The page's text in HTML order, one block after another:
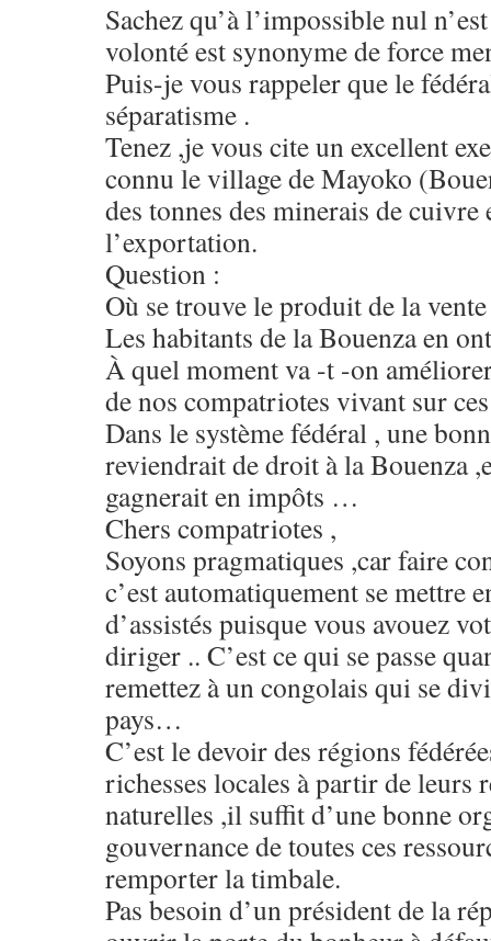
Sachez qu’à l’impossible nul
volonté est synonyme de force
Puis-je vous rappeler que le
séparatisme .
Tenez ,je vous cite un excellent
connu le village de Mayoko
des tonnes des minerais de cuivre
l’exportation.
Question :
Où se trouve le produit de la
Les habitants de la Bouenza en
À quel moment va -t -on
de nos compatriotes vivant sur
Dans le système fédéral , une
reviendrait de droit à la Bouenza
gagnerait en impôts …
Chers compatriotes ,
Soyons pragmatiques ,car faire
c’est automatiquement se mettre
d’assistés puisque vous avouez
diriger .. C’est ce qui se passe
remettez à un congolais qui se
pays…
C’est le devoir des régions
richesses locales à partir de leurs
naturelles ,il suffit d’une bonne
gouvernance de toutes ces
remporter la timbale.
Pas besoin d’un président de la